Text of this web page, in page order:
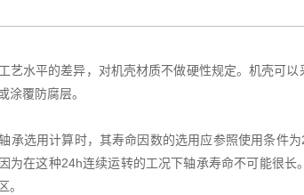
艺水平的差异，对机壳材质不做硬性规定。机壳可
涂覆防腐层。
承选用计算时，其寿命因数的选用应参照使用条件
为在这种24h连续运转的工况下轴承寿命不可能很
。